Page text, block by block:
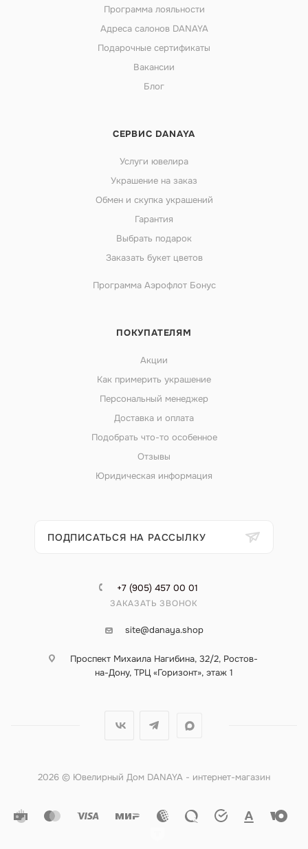
Программа лояльности
Адреса салонов DANAYA
Подарочные сертификаты
Вакансии
Блог
СЕРВИС DANAYA
Услуги ювелира
Украшение на заказ
Обмен и скупка украшений
Гарантия
Выбрать подарок
Заказать букет цветов
Программа Аэрофлот Бонус
ПОКУПАТЕЛЯМ
Акции
Как примерить украшение
Персональный менеджер
Доставка и оплата
Подобрать что-то особенное
Отзывы
Юридическая информация
ПОДПИСАТЬСЯ НА РАССЫЛКУ
+7 (905) 457 00 01
ЗАКАЗАТЬ ЗВОНОК
site@danaya.shop
Проспект Михаила Нагибина, 32/2, Ростов-
на-Дону, ТРЦ «Горизонт», этаж 1
2026 © Ювелирный Дом DANAYA - интернет-магазин